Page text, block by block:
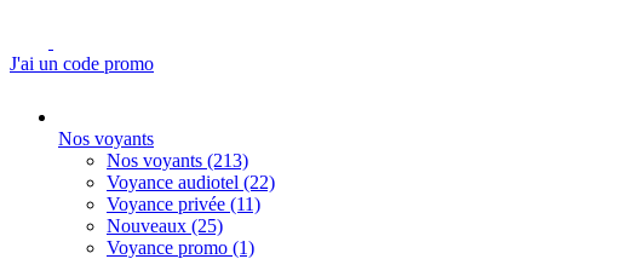
J'ai un code promo
Nos voyants
Nos voyants (213)
Voyance audiotel (22)
Voyance privée (11)
Nouveaux (25)
Voyance promo (1)